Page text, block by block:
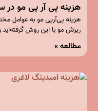
هزینه پی آر پی مو در سال
هزینه پی‌آرپی مو به عوامل
ریزش مو با این روش
مطالعه »